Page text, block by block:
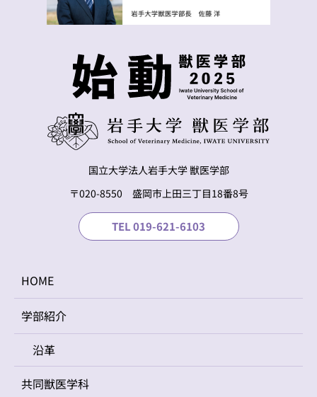
国立大学法人岩手大学 獣医学部
〒020-8550 盛岡市上⽥三丁⽬18番8号
TEL 019-621-6103
HOME
学部紹介
沿革
共同獣医学科